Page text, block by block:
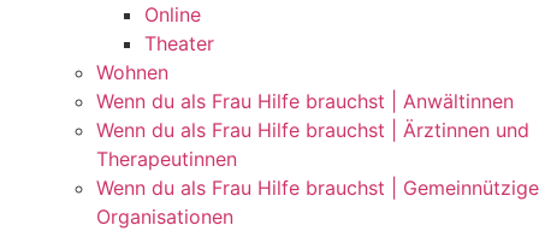
Online
Theater
Wohnen
Wenn du als Frau Hilfe brauchst | Anwältinnen
Wenn du als Frau Hilfe brauchst | Ärztinnen und
Therapeutinnen
Wenn du als Frau Hilfe brauchst | Gemeinnützige
Organisationen